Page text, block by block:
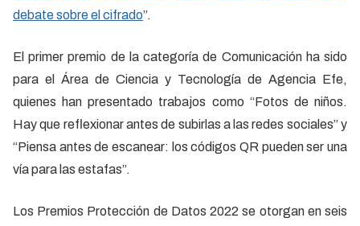
debate sobre el cifrado”.
El primer premio de la categoría de Comunicación ha sido
para el Área de Ciencia y Tecnología de Agencia Efe,
quienes han presentado trabajos como “Fotos de niños.
Hay que reflexionar antes de subirlas a las redes sociales” y
“Piensa antes de escanear: los códigos QR pueden ser una
vía para las estafas”.
Los Premios Protección de Datos 2022 se otorgan en seis